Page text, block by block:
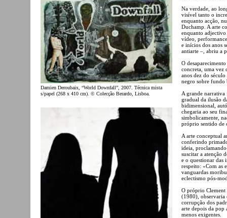
Damien Deroubaix, “World Downfall”, 2007. Técnica mista
s/papel (268 x 410 cm). © Colecção Berardo, Lisboa.
Na verdade, ao
visível tanto o
enquanto acção,
Duchamp. A arte
enquanto
vídeo,
e inícios dos anos
antiarte –, abriu a
O
concreta, uma vez
anos dez do
negro sobre fundo
A grande narrativa
gradual da ilusão
bidimensional,
chegaria ao seu
simbolicamente,
próprio sentido de
A arte conceptual
conferindo
ideia,
suscitar a atenção
e o questionar das
respeito: «Com as
vanguardas
eclectismo pós-
O próprio Clement
(1980), observaria
corrupção dos
arte depois da pop
menos exigentes.